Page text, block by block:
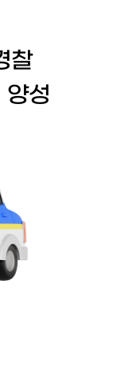
찰
양성